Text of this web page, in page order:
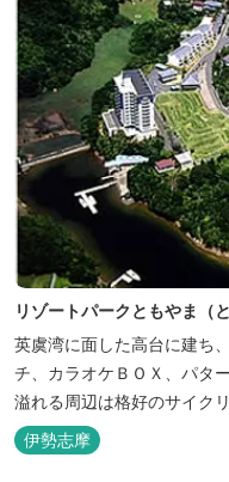
リゾートパークともやま（
英虞湾に面した高台に建ち
チ、カラオケＢＯＸ、パタ
溢れる周辺は格好のサイク
幸をふんだんに使用する荒
松茸料理（秋）等グルメ志
伊勢志摩